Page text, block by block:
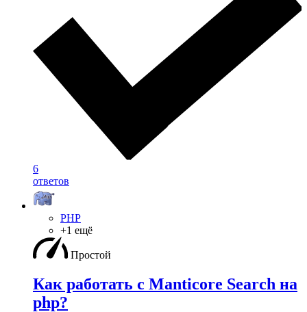
6
ответов
PHP
+1 ещё
Простой
Как работать с Manticore Search на
php?